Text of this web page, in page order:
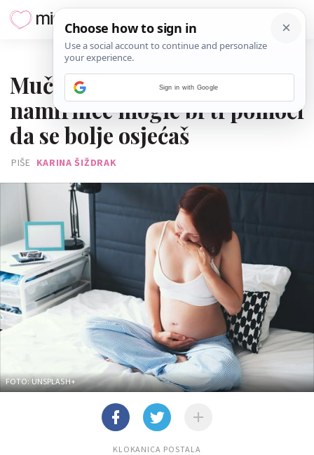
Mučnina u trudnoći? Ove
namirnice mogle bi ti pomoći
da se bolje osjećaš
PIŠE KARINA ŠIŽDRAK
FOTO: UNSPLASH+
KLOKANICA POSTALA
Sign in with Google